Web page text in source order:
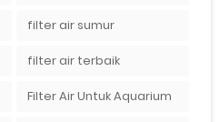
filter air sumur
filter air terbaik
Filter Air Untuk Aquarium